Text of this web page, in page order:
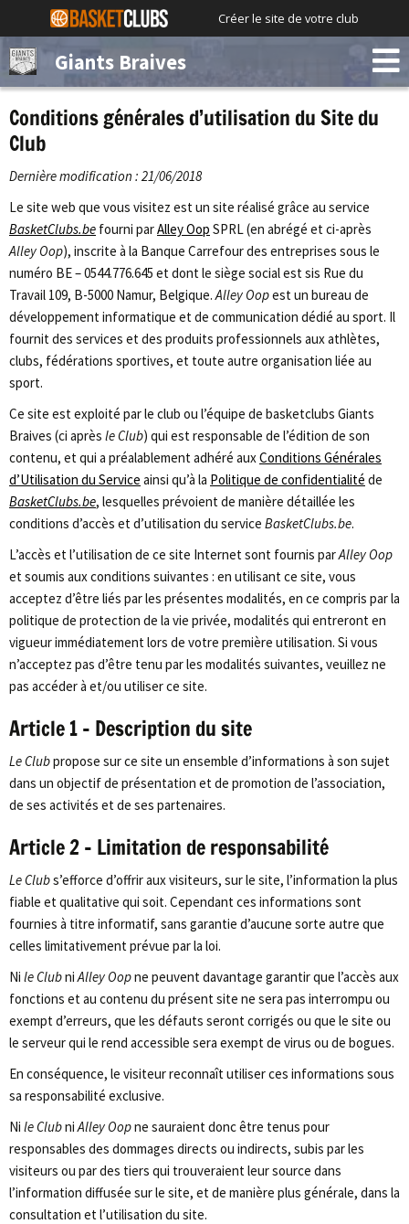
Créer le site de votre club
Giants Braives
Conditions générales d’utilisation du Site du
Club
Dernière modification : 21/06/2018
Le site web que vous visitez est un site réalisé grâce au service
BasketClubs.be fourni parAlley Oop SPRL (en abrégé et ci-après
Alley Oop), inscrite à la Banque Carrefour des entreprises sous le
numéro BE – 0544.776.645 et dont le siège social est sis Rue du
Travail 109, B-5000 Namur, Belgique.Alley Oopest un bureau de
développement informatique et de communication dédié au sport. Il
fournit des services et des produits professionnels aux athlètes,
clubs, fédérations sportives, et toute autre organisation liée au
sport.
Ce site est exploité par le club ou l’équipe de basketclubs Giants
Braives (ci après le Club) qui est responsable de l’édition de son
contenu, et qui a préalablement adhéré auxConditions Générales
d’Utilisation du Service ainsi qu’à la Politique de confidentialité de
BasketClubs.be, lesquelles prévoient de manière détaillée les
conditions d’accès et d’utilisation du service BasketClubs.be.
L’accès et l’utilisation de ce site Internet sont fournis parAlley Oop
et soumis aux conditions suivantes : en utilisant ce site, vous
acceptez d’être liés par les présentes modalités, en ce compris par la
politique de protection de la vie privée, modalités qui entreront en
vigueur immédiatement lors de votre première utilisation. Si vous
n’acceptez pas d’être tenu par les modalités suivantes, veuillez ne
pas accéder à et/ou utiliser ce site.
Article 1 – Description du site
Le Clubpropose sur ce site un ensemble d’informations à son sujet
dans un objectif de présentation et de promotion de l’association,
de ses activités et de ses partenaires.
Article 2 – Limitation de responsabilité
Le Clubs’efforce d’offrir aux visiteurs, sur le site, l’information la plus
fiable et qualitative qui soit. Cependant ces informations sont
fournies à titre informatif, sans garantie d’aucune sorte autre que
celles limitativement prévue par la loi.
Ni le ClubniAlley Oopne peuvent davantage garantir que l’accès aux
fonctions et au contenu du présent site ne sera pas interrompu ou
exempt d’erreurs, que les défauts seront corrigés ou que le site ou
le serveur qui le rend accessible sera exempt de virus ou de bogues.
En conséquence, le visiteur reconnaît utiliser ces informations sous
sa responsabilité exclusive.
Ni le ClubniAlley Oopne sauraient donc être tenus pour
responsables des dommages directs ou indirects, subis par les
visiteurs ou par des tiers qui trouveraient leur source dans
l’information diffusée sur le site, et de manière plus générale, dans la
consultation et l’utilisation du site.